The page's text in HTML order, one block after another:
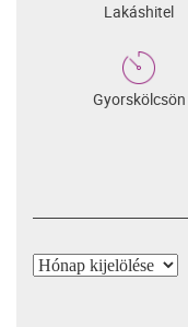
Lakáshitel
Gyorskölcsön
Archívum